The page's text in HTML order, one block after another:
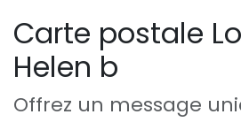
Carte postale
Helen b
Offrez un message